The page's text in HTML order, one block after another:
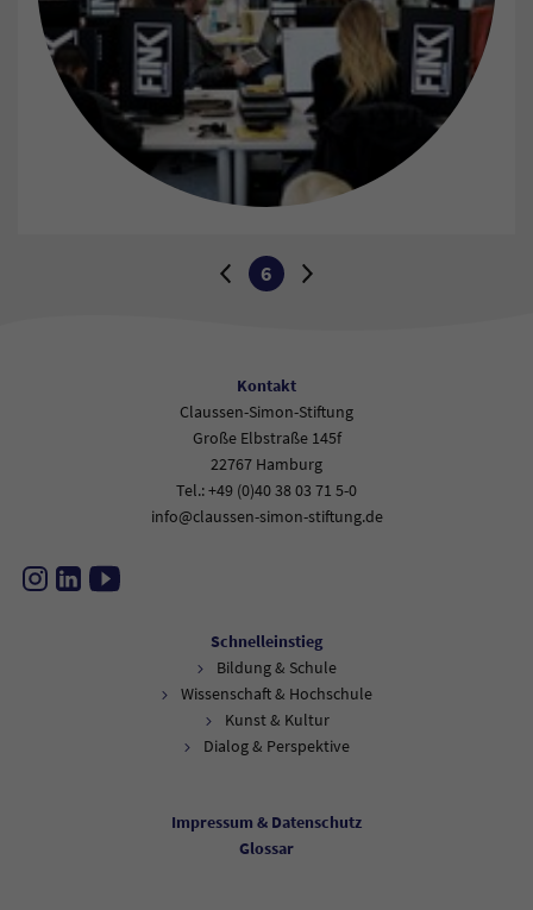
Wechseln Sie zur nächsten oder vorherigen Seite:
Zur vorherigen Seite
Aktuelle Seite:
6
Zur nächsten Seite
Kontakt
Claussen-Simon-Stiftung
Große Elbstraße 145f
22767 Hamburg
Tel.: +49 (0)40 38 03 71 5-0
info@claussen-simon-stiftung.de
Schnelleinstieg
Bildung & Schule
Wissenschaft & Hochschule
Kunst & Kultur
Dialog & Perspektive
Impressum & Datenschutz
Glossar